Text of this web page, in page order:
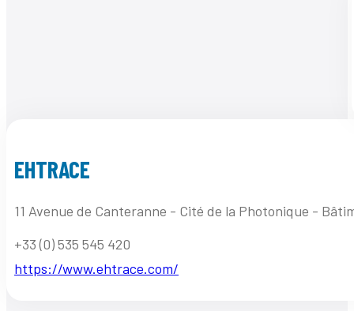
EHTRACE
11 Avenue de Canteranne - Cité de la Photonique -
+33 (0) 535 545 420
https://www.ehtrace.com/